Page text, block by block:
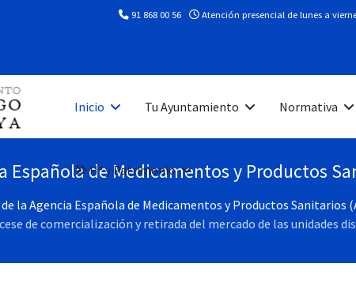
91 868 00 56 Atención presencial de lunes a
Inicio Tu Ayuntamiento Normativa
Hª y Patrimonio
Española de Medicamentos y Productos
la Agencia Española de Medicamentos y Productos Sanitarios
de comercialización y retirada del mercado de las unidades